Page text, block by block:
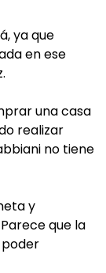
ya que
en ese
una casa
realizar
no tiene
y
que la